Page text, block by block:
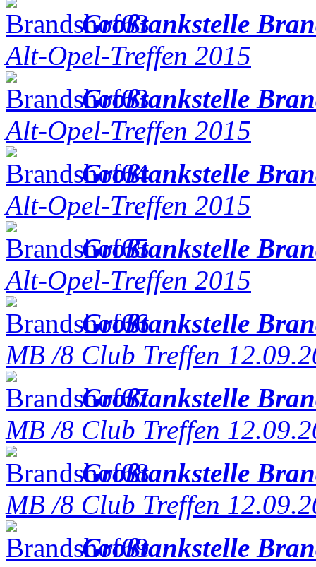
Großtankstelle
Alt-Opel-Treffen 2015
Großtankstelle
Alt-Opel-Treffen 2015
Großtankstelle
Alt-Opel-Treffen 2015
Großtankstelle
Alt-Opel-Treffen 2015
Großtankstelle
MB /8 Club Treffen
Großtankstelle
MB /8 Club Treffen
Großtankstelle
MB /8 Club Treffen
Großtankstelle